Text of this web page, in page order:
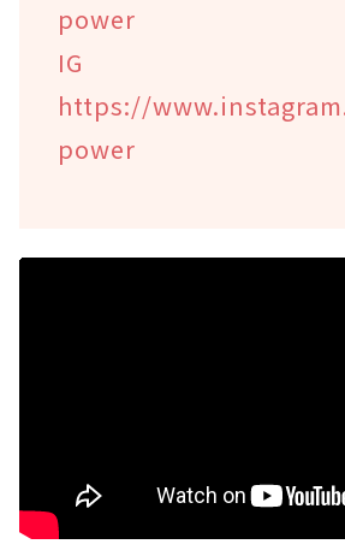
power
IG
https://
power